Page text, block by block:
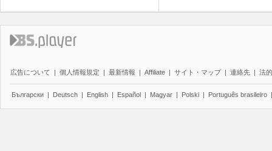
広告について | 個人情報規定 | 最新情報 | Affiliate | サイト・マップ | 連絡先 | 法
Български | Deutsch | English | Español | Magyar | Polski | Português brasileiro